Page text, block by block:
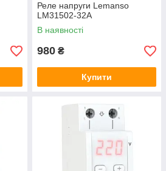
Реле напруги Lemanso
LM31502-32A
В наявності
980 ₴
Купити